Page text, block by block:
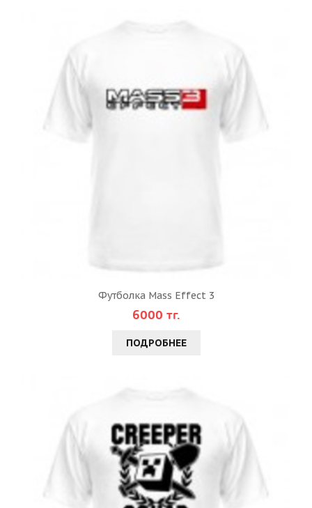
Футболка Mass Effect 3
6000 тг.
ПОДРОБНЕЕ